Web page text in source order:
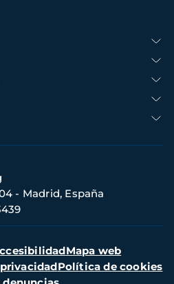
- Madrid, España
Mapa web
Política de cookies